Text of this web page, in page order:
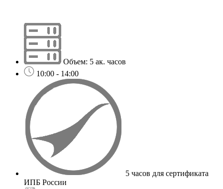
Объем: 5 ак. часов
10:00 - 14:00
5 часов для сертификата
ИПБ России